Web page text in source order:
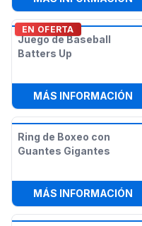
EN OFERTA
Juego de Baseball
Batters Up
MÁS INFORMACIÓN:
Ring de Boxeo con
Guantes Gigantes
MÁS INFORMACIÓN: